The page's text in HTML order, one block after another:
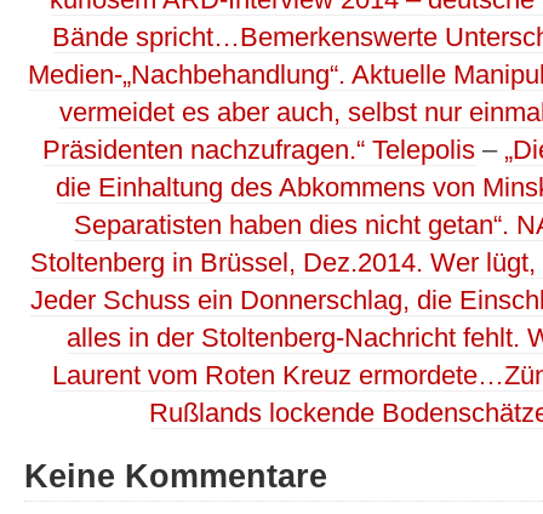
Bände spricht…Bemerkenswerte
Medien-„Nachbehandlung“. Aktuelle
vermeidet es aber auch, selbst nur
Präsidenten nachzufragen.“ Telepolis –
die Einhaltung des Abkommens von
Separatisten haben dies nicht getan“.
Stoltenberg in Brüssel, Dez.2014. Wer
Jeder Schuss ein Donnerschlag, die
alles in der Stoltenberg-Nachricht fehlt.
Laurent vom Roten Kreuz
Rußlands lockende
Keine Kommentare